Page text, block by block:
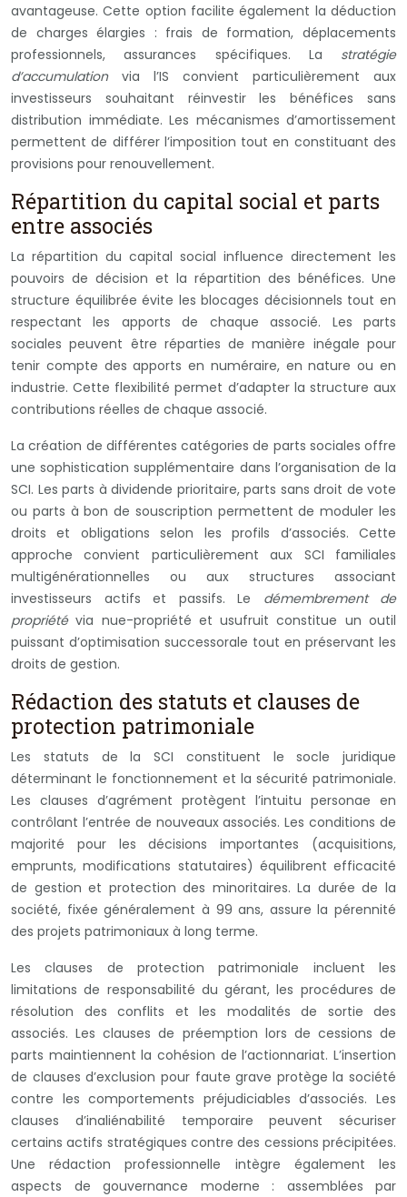
avantageuse. Cette option facilite également la déduction
de charges élargies : frais de formation, déplacements
professionnels, assurances spécifiques. La stratégie
d’accumulation via l’IS convient particulièrement aux
investisseurs souhaitant réinvestir les bénéfices sans
distribution immédiate. Les mécanismes d’amortissement
permettent de différer l’imposition tout en constituant des
provisions pour renouvellement.
Répartition du capital social et parts
entre associés
La répartition du capital social influence directement les
pouvoirs de décision et la répartition des bénéfices. Une
structure équilibrée évite les blocages décisionnels tout en
respectant les apports de chaque associé. Les parts
sociales peuvent être réparties de manière inégale pour
tenir compte des apports en numéraire, en nature ou en
industrie. Cette flexibilité permet d’adapter la structure aux
contributions réelles de chaque associé.
La création de différentes catégories de parts sociales offre
une sophistication supplémentaire dans l’organisation de la
SCI. Les parts à dividende prioritaire, parts sans droit de vote
ou parts à bon de souscription permettent de moduler les
droits et obligations selon les profils d’associés. Cette
approche convient particulièrement aux SCI familiales
multigénérationnelles ou aux structures associant
investisseurs actifs et passifs. Le démembrement de
propriétévia nue-propriété et usufruit constitue un outil
puissant d’optimisation successorale tout en préservant les
droits de gestion.
Rédaction des statuts et clauses de
protection patrimoniale
Les statuts de la SCI constituent le socle juridique
déterminant le fonctionnement et la sécurité patrimoniale.
Les clauses d’agrément protègent l’intuitu personae en
contrôlant l’entrée de nouveaux associés. Les conditions de
majorité pour les décisions importantes (acquisitions,
emprunts, modifications statutaires) équilibrent efficacité
de gestion et protection des minoritaires. La durée de la
société, fixée généralement à 99 ans, assure la pérennité
des projets patrimoniaux à long terme.
Les clauses de protection patrimoniale incluent les
limitations de responsabilité du gérant, les procédures de
résolution des conflits et les modalités de sortie des
associés. Les clauses de préemption lors de cessions de
parts maintiennent la cohésion de l’actionnariat. L’insertion
de clauses d’exclusion pour faute grave protège la société
contre les comportements préjudiciables d’associés. Les
clauses d’inaliénabilité temporaire peuvent sécuriser
certains actifs stratégiques contre des cessions précipitées.
Une rédaction professionnelle intègre également les
aspects de gouvernance moderne : assemblées par